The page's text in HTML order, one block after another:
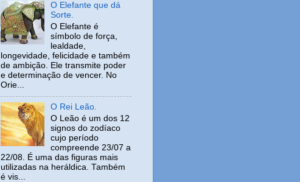
O Elefante que dá
Sorte.
O Elefante é
símbolo de força,
lealdade,
longevidade, felicidade e também
de ambição. Ele transmite poder
e determinação de vencer. No
Orie...
O Rei Leão.
O Leão é um dos 12
signos do zodíaco
cujo período
compreende 23/07 a
22/08. É uma das figuras mais
utilizadas na heráldica. Também
é vis...